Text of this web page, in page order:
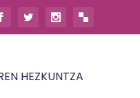
HEZKUNTZA